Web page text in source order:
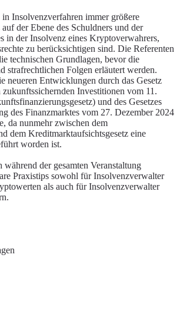
Insolvenzverfahren immer größere
der Ebene des Schuldners und der
in der Insolvenz eines Kryptoverwahrers,
zu berücksichtigen sind. Die Referenten
technischen Grundlagen, bevor die
strafrechtlichen Folgen erläutert werden.
neueren Entwicklungen durch das Gesetz
Investitionen vom 11.
und des Gesetzes
des Finanzmarktes vom 27. Dezember 2024
da nunmehr zwischen dem
dem Kreditmarktaufsichtsgesetz eine
worden ist.
während der gesamten Veranstaltung
Praxistips sowohl für Insolvenzverwalter
als auch für Insolvenzverwalter